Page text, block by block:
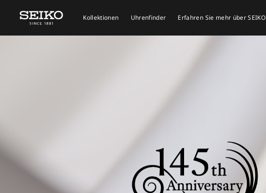
Kollektionen Uhrenfinder Erfahren Sie mehr über SEIKO